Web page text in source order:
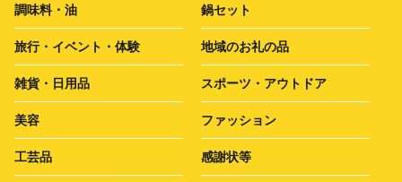
調味料・油 鍋セット
旅行・イベント・体験 地域のお礼の品
雑貨・日用品 スポーツ・アウトドア
美容 ファッション
工芸品 感謝状等